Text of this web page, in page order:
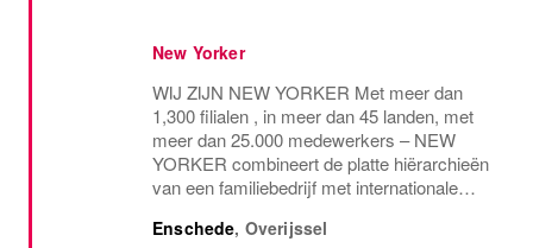
New Yorker
WIJ ZIJN NEW YORKER Met meer dan
1,300 filialen , in meer dan 45 landen, met
meer dan 25.000 medewerkers – NEW
YORKER combineert de platte hiërarchieën
van een familiebedrijf met internationale
werkomgeving. WEES NEW YORKER
Enschede, Overijssel